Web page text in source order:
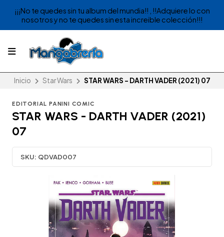
¡¡¡No te quedes sin tu album del mundia!! , !!Adquiere lo con
nosotros y no te quedes sin esta increible colección!!!
Inicio Star Wars STAR WARS - DARTH VADER (2021) 07
EDITORIAL PANINI COMIC
STAR WARS - DARTH VADER (2021)
07
SKU: QDVAD007